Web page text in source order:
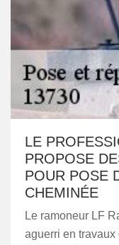
LE
PROPOSE
POUR POSE
CHEMINÉE
Le ramoneur LF
aguerri en